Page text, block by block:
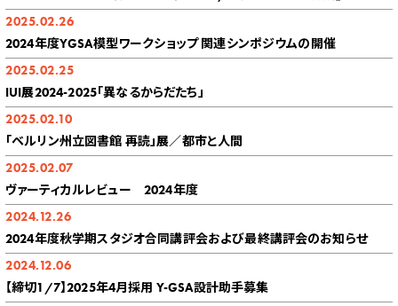
2025.02.26
2024年度YGSA模型ワークショップ 関連シンポジウムの開催
2025.02.25
IUI展2024-2025「異なるからだたち」
2025.02.10
「ベルリン州立図書館 再読」展／都市と人間
2025.02.07
ヴァーティカルレビュー 2024年度
2024.12.26
2024年度秋学期スタジオ合同講評会および最終講評会のお知らせ
2024.12.06
【締切1/7】2025年4月採用 Y-GSA設計助手募集